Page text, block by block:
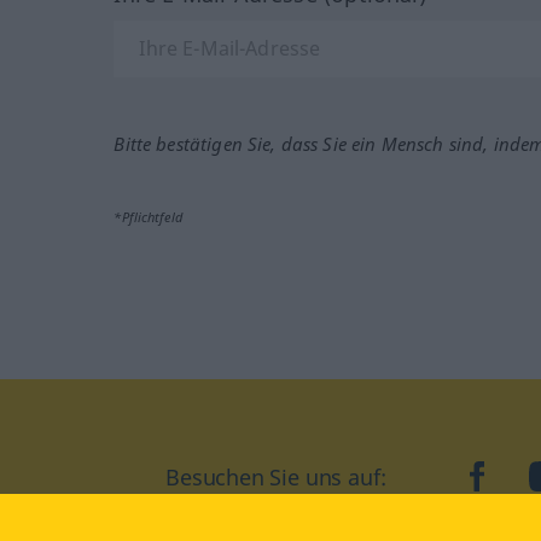
Bitte bestätigen Sie, dass Sie ein Mensch sind,
*Pflichtfeld
Besuchen Sie uns auf: